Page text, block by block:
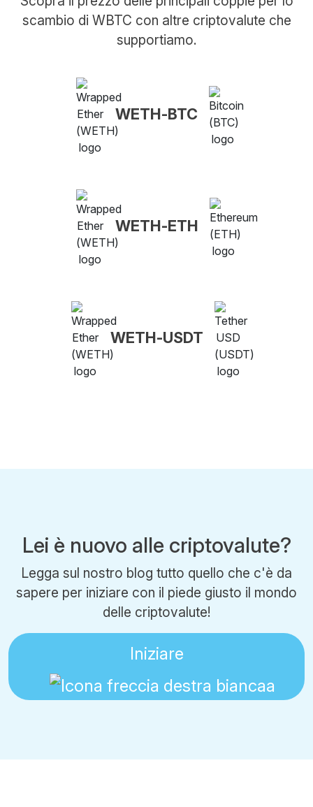
scambio di WBTC con altre criptovalute che
supportiamo.
WETH-BTC
WETH-ETH
WETH-USDT
Lei è nuovo alle criptovalute?
Legga sul nostro blog tutto quello che c'è da
sapere per iniziare con il piede giusto il mondo
delle criptovalute!
Iniziare